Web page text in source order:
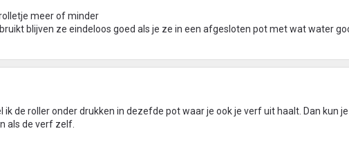
meer of minder
blijven ze eindeloos goed als je ze in een afgesloten pot met wat water
ik de roller onder drukken in dezefde pot waar je ook je verf uit haalt. Dan kun
als de verf zelf.